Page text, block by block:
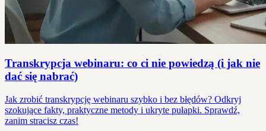
Transkrypcja webinaru: co ci nie powiedzą (i jak nie
dać się nabrać)
Jak zrobić transkrypcję webinaru szybko i bez błędów? Odkryj
szokujące fakty, praktyczne metody i ukryte pułapki. Sprawdź,
zanim stracisz czas!